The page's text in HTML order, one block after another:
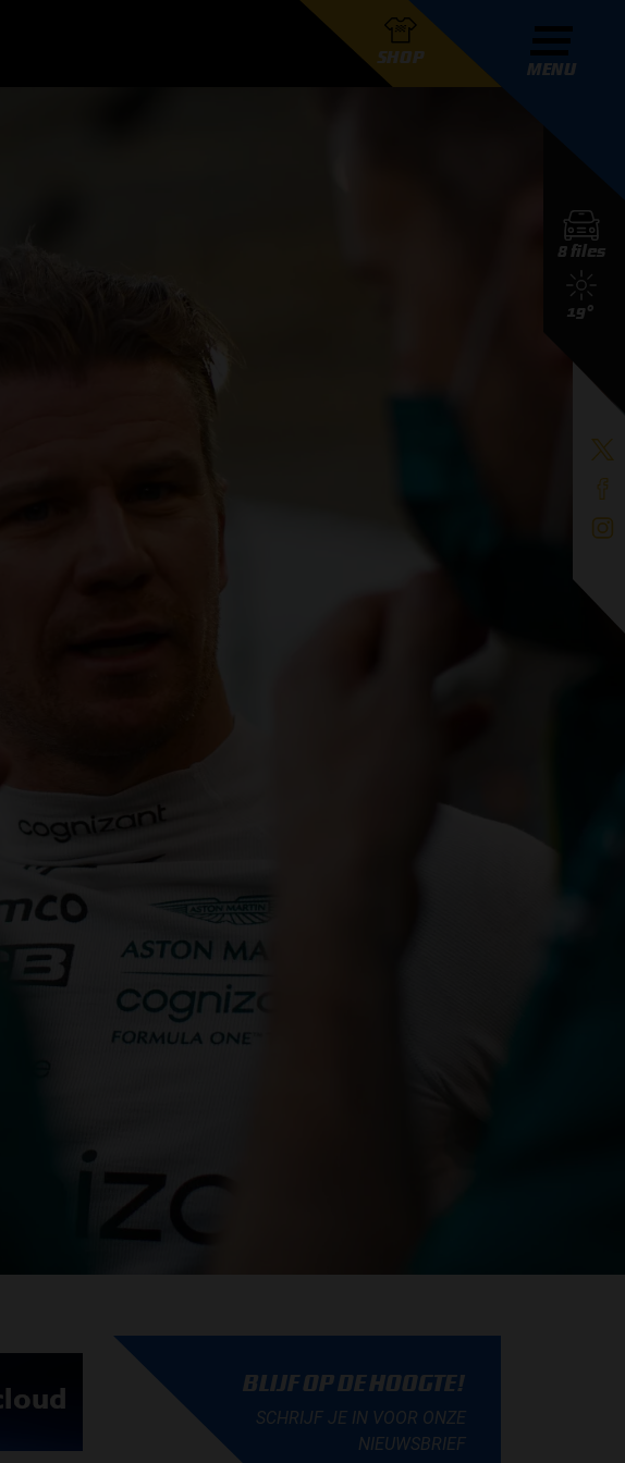
SHOP
MENU
8 files
19°
BLIJF OP DE HOOGTE!
SCHRIJF JE IN VOOR ONZE
NIEUWSBRIEF
GRAND PRIX RADIO ACTIES